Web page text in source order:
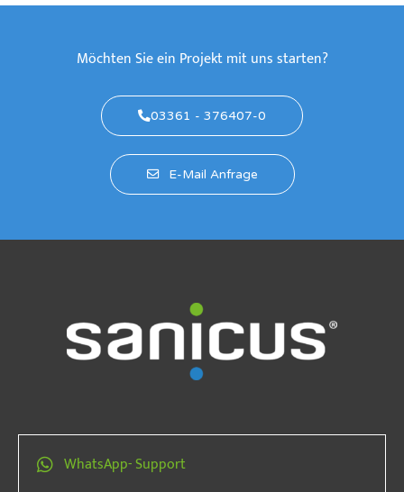
Möchten Sie ein Projekt mit uns starten?
03361 - 376407-0
E-Mail Anfrage
WhatsApp- Support